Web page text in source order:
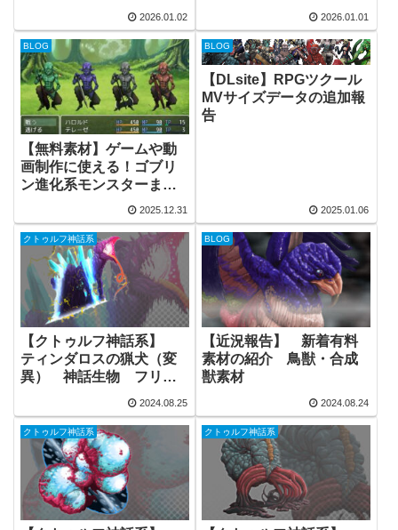
ス・ボスまで網羅）
2026.01.02
通常種からアークデーモ
ンまで
2026.01.01
BLOG
【無料素材】ゲームや動
画制作に使える！ゴブリ
ン進化系モンスターまと
2025.12.31
BLOG
【DLsite】RPGツクール
MVサイズデータの追加報
告
2025.01.06
クトゥルフ神話系
【クトゥルフ神話系】
ティンダロスの猟犬（変
異） 神話生物 フリー
2024.08.25
BLOG
【近況報告】 新着有料
素材の紹介 鳥獣・合成
獣素材
2024.08.24
クトゥルフ神話系 クトゥルフ神話系